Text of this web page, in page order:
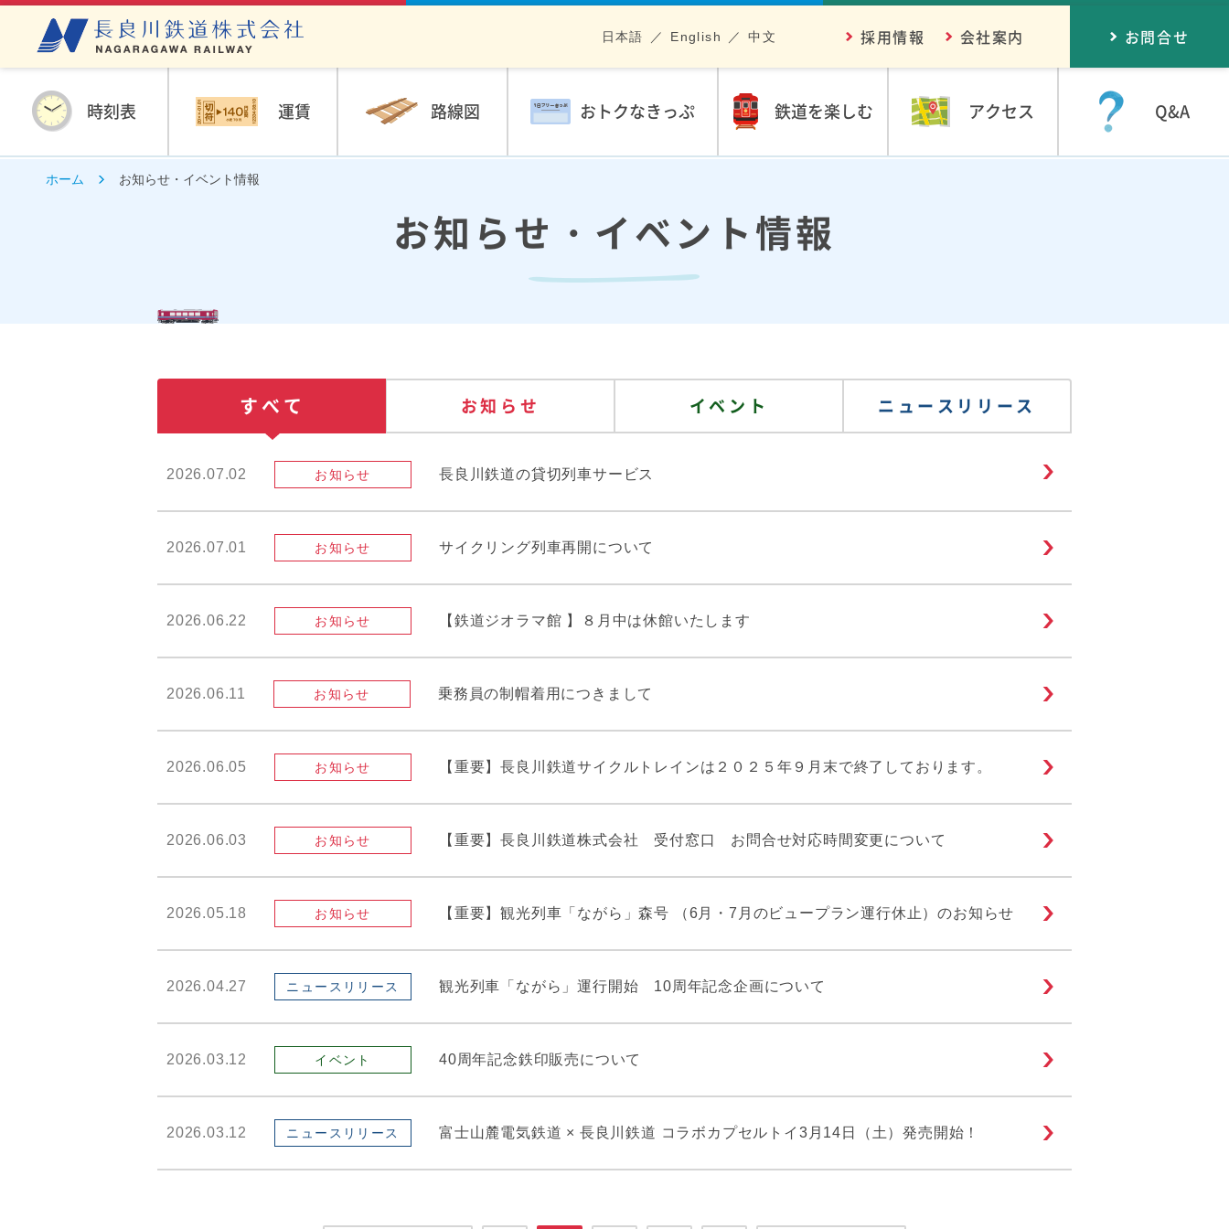
時刻表 運賃 路線図 おトクなきっぷ 鉄道を楽しむ アクセス Q&A
採用情報 会社案内
日本語 English 中文 お問合せ
ホーム お知らせ・イベント情報
お知らせ・イベント情報
すべて お知らせ イベント ニュースリリース
2026.07.02 お知らせ 長良川鉄道の貸切列車サービス
2026.07.01 お知らせ サイクリング列車再開について
2026.06.22 お知らせ 【鉄道ジオラマ館 】８月中は休館いたします
2026.06.11 お知らせ 乗務員の制帽着用につきまして
2026.06.05 お知らせ 【重要】長良川鉄道サイクルトレインは２０２５年９月末で終了しております。
2026.06.03 お知らせ 【重要】長良川鉄道株式会社 受付窓口 お問合せ対応時間変更について
2026.05.18 お知らせ 【重要】観光列車「ながら」森号 （6月・7月のビュープラン運行休止）のお知らせ
2026.04.27 ニュースリリース 観光列車「ながら」運行開始 10周年記念企画について
2026.03.12 イベント 40周年記念鉄印販売について
2026.03.12 ニュースリリース 富士山麓電気鉄道 × 長良川鉄道 コラボカプセルトイ3月14日（土）発売開始！